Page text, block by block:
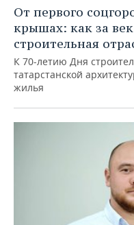
От первого
крышах: как за
строительная
К 70-летию Дня
татарстанской
жилья